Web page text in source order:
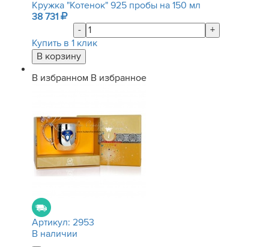
Кружка "Котенок" 925 пробы на 150 мл
38 731
-
+
Купить в 1 клик
В избранном В избранное
Артикул: 2953
В наличии